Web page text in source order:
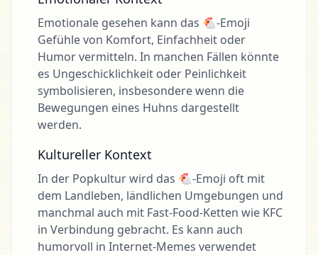
Emotionale gesehen kann das 🐔-Emoji
Gefühle von Komfort, Einfachheit oder
Humor vermitteln. In manchen Fällen könnte
es Ungeschicklichkeit oder Peinlichkeit
symbolisieren, insbesondere wenn die
Bewegungen eines Huhns dargestellt
werden.
Kultureller Kontext
In der Popkultur wird das 🐔-Emoji oft mit
dem Landleben, ländlichen Umgebungen und
manchmal auch mit Fast-Food-Ketten wie KFC
in Verbindung gebracht. Es kann auch
humorvoll in Internet-Memes verwendet